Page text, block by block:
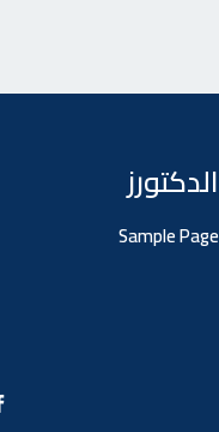
الدكتورز
Sample Page